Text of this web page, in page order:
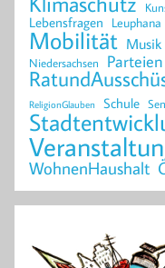
Lebensfragen Leuphana
Mobilität Musik
Niedersachsen Parteien
ReligionGlauben Schule
WohnenHaushalt